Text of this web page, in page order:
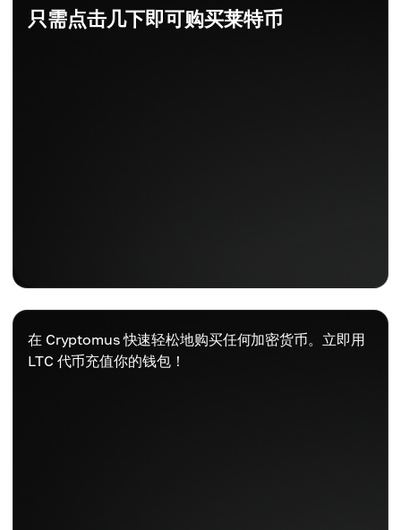
只需点击几下即可购买莱特币
在 Cryptomus 快速轻松地购买任何加密货币。立即用
LTC 代币充值你的钱包！